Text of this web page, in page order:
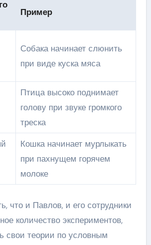
Пример
Собака начинает слюнить
при виде куска мяса
Птица высоко поднимает
голову при звуке громкого
треска
Кошка начинает мурлыкать
при пахнущем горячем
молоке
что и Павлов, и его сотрудники
количество экспериментов,
свои теории по условным